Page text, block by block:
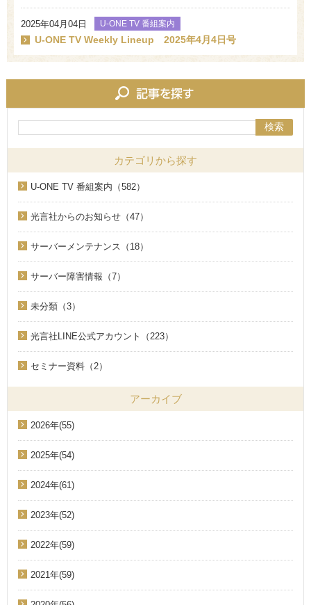
2025年04月04日 U-ONE TV 番組案内
U-ONE TV Weekly Lineup 2025年4月4日号
検索
カテゴリから探す
U-ONE TV 番組案内（582）
光言社からのお知らせ（47）
サーバーメンテナンス（18）
サーバー障害情報（7）
未分類（3）
光言社LINE公式アカウント（223）
セミナー資料（2）
アーカイブ
2026年(55)
2025年(54)
2024年(61)
2023年(52)
2022年(59)
2021年(59)